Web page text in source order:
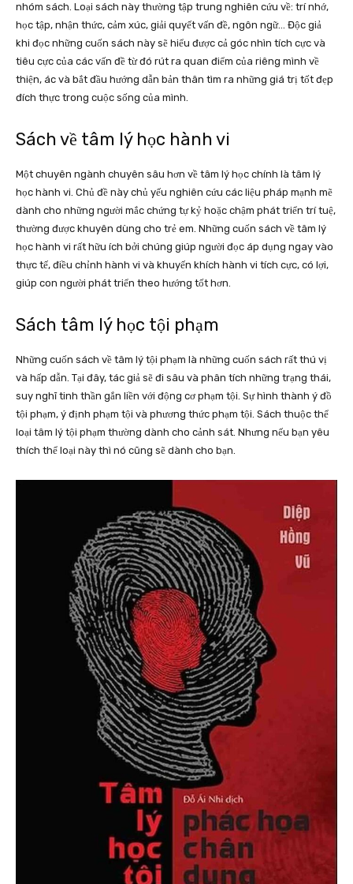
nhóm sách. Loại sách này thường tập trung nghiên cứu về: trí nhớ,
học tập, nhận thức, cảm xúc, giải quyết vấn đề, ngôn ngữ… Độc giả
khi đọc những cuốn sách này sẽ hiểu được cả góc nhìn tích cực và
tiêu cực của các vấn đề từ đó rút ra quan điểm của riêng mình về
thiện, ác và bắt đầu hướng dẫn bản thân tìm ra những giá trị tốt đẹp
đích thực trong cuộc sống của mình.
Sách về tâm lý học hành vi
Một chuyên ngành chuyên sâu hơn về tâm lý học chính là tâm lý
học hành vi. Chủ đề này chủ yếu nghiên cứu các liệu pháp mạnh mẽ
dành cho những người mắc chứng tự kỷ hoặc chậm phát triển trí tuệ,
thường được khuyên dùng cho trẻ em. Những cuốn sách về tâm lý
học hành vi rất hữu ích bởi chúng giúp người đọc áp dụng ngay vào
thực tế, điều chỉnh hành vi và khuyến khích hành vi tích cực, có lợi,
giúp con người phát triển theo hướng tốt hơn.
Sách tâm lý học tội phạm
Những cuốn sách về tâm lý tội phạm là những cuốn sách rất thú vị
và hấp dẫn. Tại đây, tác giả sẽ đi sâu và phân tích những trạng thái,
suy nghĩ tinh thần gắn liền với động cơ phạm tội. Sự hình thành ý đồ
tội phạm, ý định phạm tội và phương thức phạm tội. Sách thuộc thể
loại tâm lý tội phạm thường dành cho cảnh sát. Nhưng nếu bạn yêu
thích thể loại này thì nó cũng sẽ dành cho bạn.